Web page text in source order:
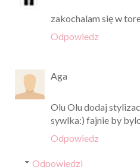
zakochalam się w
Odpowiedz
Aga
Olu Olu dodaj
sywlka:) fajnie by
Odpowiedz
Odpowiedzi